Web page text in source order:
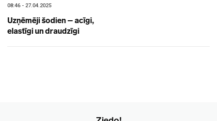
08:46 - 27.04.2025
Uzņēmēji šodien – acīgi,
elastīgi un draudzīgi